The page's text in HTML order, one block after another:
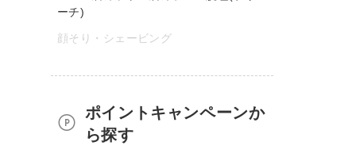
ーチ)
顔そり・シェービング
ポイントキャンペーンか
ら探す